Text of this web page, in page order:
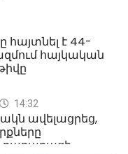
հայտնել է 44-
հայկական
14:32
ավելացրեց,
քաղաքացի